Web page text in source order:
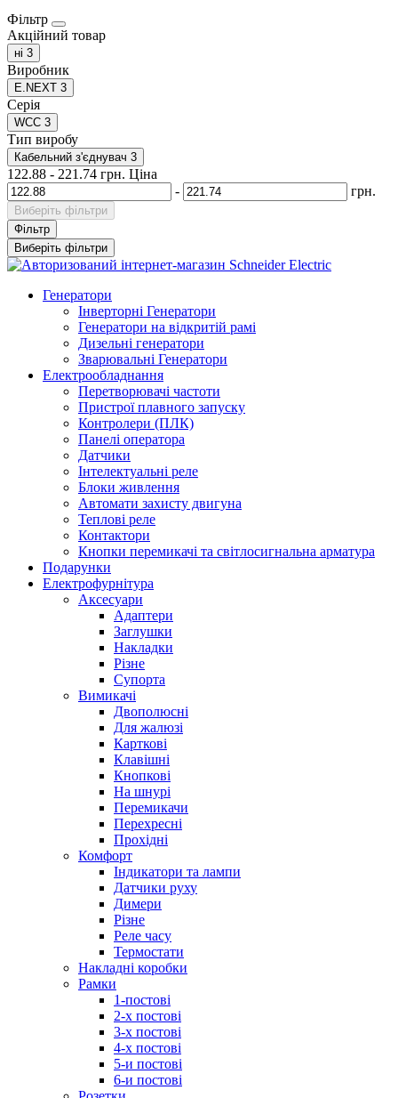
Фільтр
Акційний товар
ні 3
Виробник
E.NEXT 3
Серія
WCC 3
Тип виробу
Кабельний з'єднувач 3
122.88 - 221.74 грн. Ціна
-
грн.
Виберіть фільтри
Фільтр
Виберіть фільтри
Генератори
Інверторні Генератори
Генератори на відкритій рамі
Дизельні генератори
Зварювальні Генератори
Електрообладнання
Перетворювачі частоти
Пристрої плавного запуску
Контролери (ПЛК)
Панелі оператора
Датчики
Інтелектуальні реле
Блоки живлення
Автомати захисту двигуна
Теплові реле
Контактори
Кнопки перемикачі та світлосигнальна арматура
Подарунки
Електрофурнітура
Аксесуари
Адаптери
Заглушки
Накладки
Різне
Супорта
Вимикачі
Двополюсні
Для жалюзі
Карткові
Клавішні
Кнопкові
На шнурі
Перемикачи
Перехресні
Прохідні
Комфорт
Індикатори та лампи
Датчики руху
Димери
Різне
Реле часу
Термостати
Накладні коробки
Рамки
1-постові
2-х постові
3-х постові
4-х постові
5-и постові
6-и постові